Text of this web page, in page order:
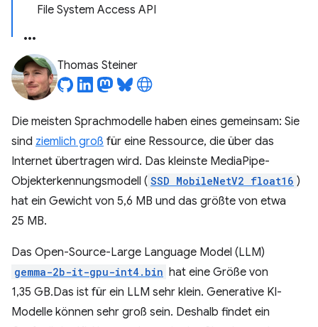
File System Access API
Thomas Steiner
Die meisten Sprachmodelle haben eines gemeinsam: Sie
sind ziemlich groß für eine Ressource, die über das
Internet übertragen wird. Das kleinste MediaPipe-
Objekterkennungsmodell ( SSD MobileNetV2 float16 )
hat ein Gewicht von 5,6 MB und das größte von etwa
25 MB.
Das Open-Source-Large Language Model (LLM)
gemma-2b-it-gpu-int4.bin hat eine Größe von
1,35 GB.Das ist für ein LLM sehr klein. Generative KI-
Modelle können sehr groß sein. Deshalb findet ein